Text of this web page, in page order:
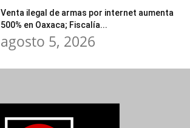
Venta ilegal de armas por internet aumenta
500% en Oaxaca; Fiscalía...
agosto 5, 2026